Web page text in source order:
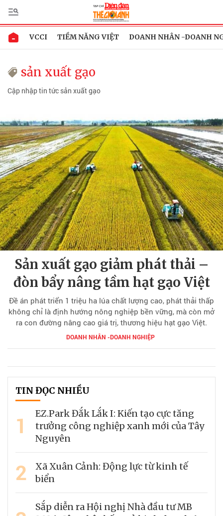
VCCI TIỀM NĂNG VIỆT DOANH NHÂN -DOANH
sản xuất gạo
Cập nhập tin tức sản xuất gạo
Sản xuất gạo giảm phát thải –
đòn bẩy nâng tầm hạt gạo Việt
Đề án phát triển 1 triệu ha lúa chất lượng cao, phát thải thấp
không chỉ là định hướng nông nghiệp bền vững, mà còn mở
ra con đường nâng cao giá trị, thương hiệu hạt gạo Việt.
DOANH NHÂN -DOANH NGHIỆP
TIN ĐỌC NHIỀU
1
EZ.Park Đắk Lắk I: Kiến tạo cực tăng
trưởng công nghiệp xanh mới của Tây
Nguyên
2
Xã Xuân Cảnh: Động lực từ kinh tế
biển
Sắp diễn ra Hội nghị Nhà đầu tư MB